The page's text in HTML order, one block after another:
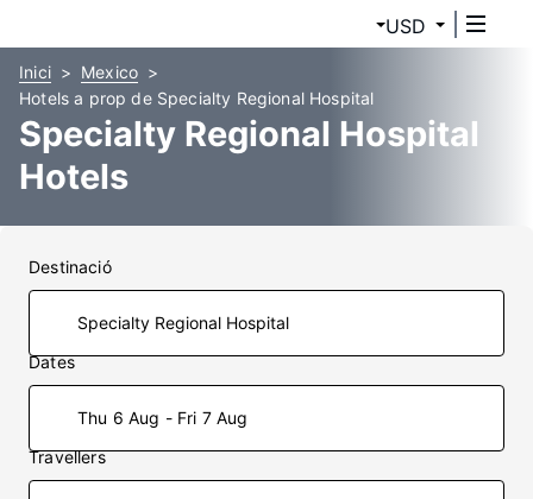
USD
Inici
Mexico
Hotels a prop de Specialty Regional Hospital
Specialty Regional Hospital
Hotels
Destinació
Dates
Thu 6 Aug - Fri 7 Aug
Travellers